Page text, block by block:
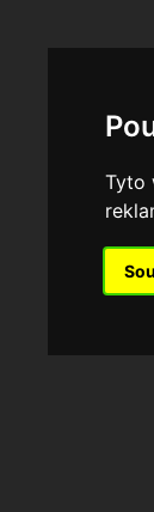
Tyto